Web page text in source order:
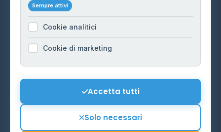
Cookie Policy
Preferenze Cookie
Mappa del sito
Sempre attivi
Cookie analitici
Cookie di marketing
Accetta tutti
Solo necessari